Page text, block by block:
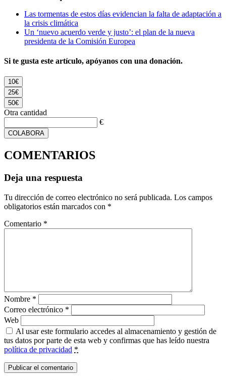
Las tormentas de estos días evidencian la falta de adaptación a
la crisis climática
Un ‘nuevo acuerdo verde y justo’: el plan de la nueva
presidenta de la Comisión Europea
Si te gusta este artículo, apóyanos con una donación.
10€
25€
50€
Otra cantidad
€
COLABORA
COMENTARIOS
Deja una respuesta
Tu dirección de correo electrónico no será publicada. Los campos
obligatorios están marcados con *
Comentario *
Nombre *
Correo electrónico *
Web
Al usar este formulario accedes al almacenamiento y gestión de
tus datos por parte de esta web y confirmas que has leído nuestra
política de privacidad *